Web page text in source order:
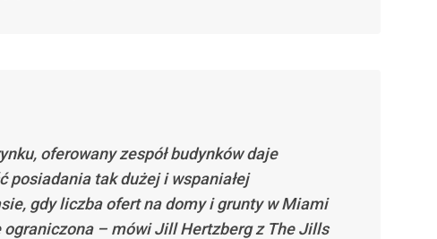
oferowany zespół budynków daje
posiadania tak dużej i wspaniałej
gdy liczba ofert na domy i grunty w Miami
ograniczona – mówi Jill Hertzberg z The Jills